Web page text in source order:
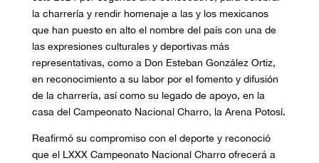
la charrería y rendir homenaje a las y los mexicanos
que han puesto en alto el nombre del país con una de
las expresiones culturales y deportivas más
representativas, como a Don Esteban González Ortiz,
en reconocimiento a su labor por el fomento y difusión
de la charrería, así como su legado de apoyo, en la
casa del Campeonato Nacional Charro, la Arena Potosí.
Reafirmó su compromiso con el deporte y reconoció
que el LXXX Campeonato Nacional Charro ofrecerá a